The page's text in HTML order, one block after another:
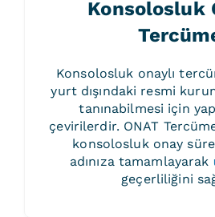
Konsolosluk
Konsolosluk onaylı
yurt dışındaki resmi
tanınabilmesi için
çevirilerdir. ONAT
konsolosluk onay
adınıza tamamlayarak
geçerliliğini